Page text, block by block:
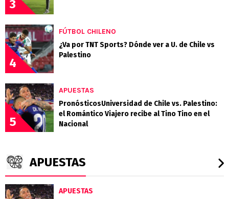
3
4
FÚTBOL CHILENO
¿Va por TNT Sports? Dónde ver a U. de Chile vs
Palestino
5
APUESTAS
PronósticosUniversidad de Chile vs. Palestino:
el Romántico Viajero recibe al Tino Tino en el
Nacional
APUESTAS
APUESTAS